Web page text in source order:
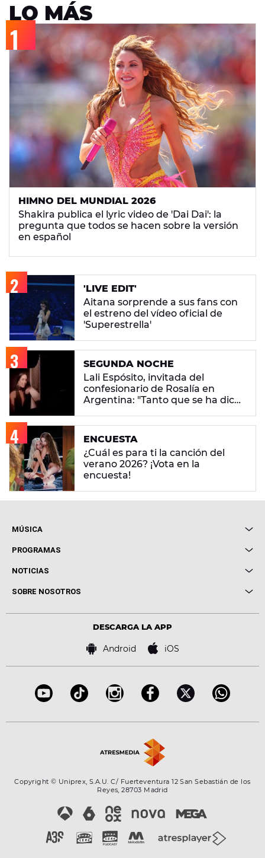
LO MÁS
HIMNO DEL MUNDIAL 2026
Shakira publica el lyric video de 'Dai Dai': la
pregunta que todos se hacen sobre la versión
en español
'LIVE EDIT'
Aitana sorprende a sus fans con
el estreno del vídeo oficial de
'Superestrella'
SEGUNDA NOCHE
Lali Espósito, invitada del
confesionario de Rosalía en
Argentina: "Tanto que se ha dicho
ENCUESTA
¿Cuál es para ti la canción del
verano 2026? ¡Vota en la
encuesta!
MÚSICA
Local de Ensayo Europa FM
Conciertos
PROGRAMAS
Cuerpos especiales
Locutores Europa FM
NOTICIAS
Cine y Televisión
Virales
SOBRE NOSOTROS
Bases de concursos
DESCARGA LA APP
Android iOS
Copyright © Uniprex, S.A.U. C/ Fuerteventura 12 San Sebastián de los
Reyes, 28703 Madrid